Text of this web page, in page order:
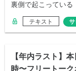
裏側で起こってい
テキスト
【年内ラスト】
時〜フリートー